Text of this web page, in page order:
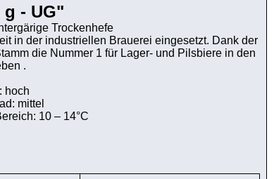
g - UG"
Trockenhefe
in der industriellen Brauerei eingesetzt. Dank der
die Nummer 1 für Lager- und Pilsbiere in den
.
hoch
mittel
10 – 14°C